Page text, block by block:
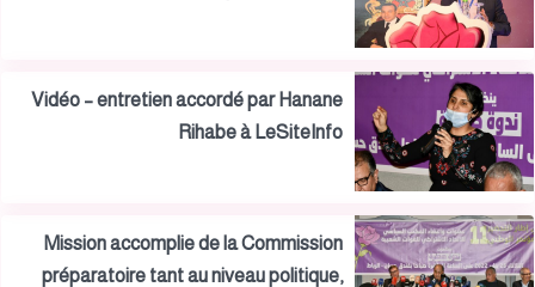
Vidéo – entretien accordé par Hanane
Rihabe à LeSiteInfo
Mission accomplie de la Commission
préparatoire tant au niveau politique,